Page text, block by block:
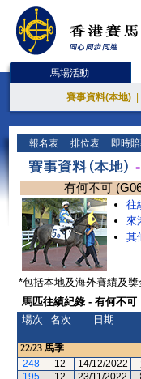
馬場活動
賽事資料(本地)
報名表 排位表 即時
有何不可
往
來
其
*包括本地及海外賽績及獎
馬匹往績紀錄 - 有何不可
場次
名次 日期
22/23 馬季
248
12 14/12/2022
195
12 23/11/2022